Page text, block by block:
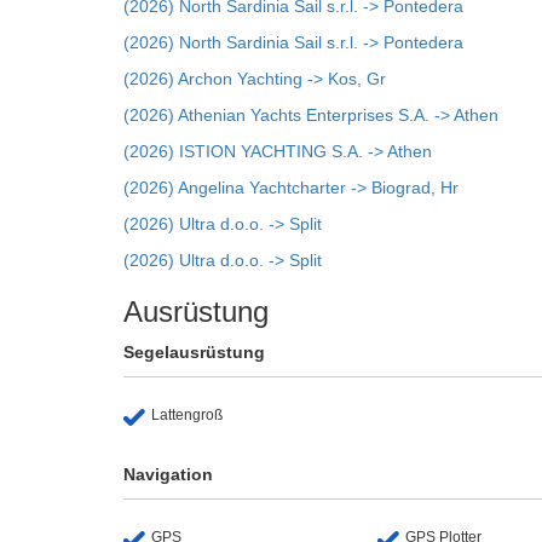
(2026) North Sardinia Sail s.r.l. -> Pontedera
(2026) North Sardinia Sail s.r.l. -> Pontedera
(2026) Archon Yachting -> Kos, Gr
(2026) Athenian Yachts Enterprises S.A. -> Athen
(2026) ISTION YACHTING S.A. -> Athen
(2026) Angelina Yachtcharter -> Biograd, Hr
(2026) Ultra d.o.o. -> Split
(2026) Ultra d.o.o. -> Split
Ausrüstung
Segelausrüstung
Lattengroß
Navigation
GPS GPS Plotter